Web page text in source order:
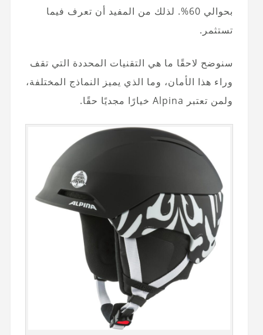
بحوالي 60%. لذلك من المفيد أن تعرف فيما
تستثمر.
سنوضح لاحقًا ما هي التقنيات المحددة التي تقف
وراء هذا الأمان، وما الذي يميز النماذج المختلفة،
ولمن تعتبر Alpina خيارًا مجديًا حقًا.